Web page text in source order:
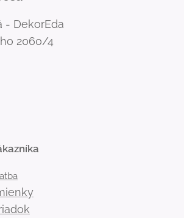
- DekorEda
2060/4